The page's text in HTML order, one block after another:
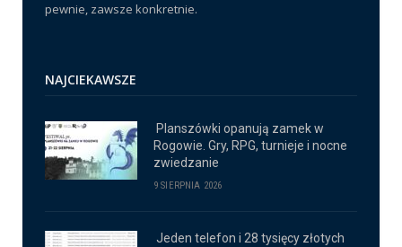
pewnie, zawsze konkretnie.
NAJCIEKAWSZE
Planszówki opanują zamek w
Rogowie. Gry, RPG, turnieje i nocne
zwiedzanie
9 SIERPNIA 2026
Jeden telefon i 28 tysięcy złotych